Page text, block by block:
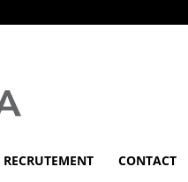
RECRUTEMENT CONTACT